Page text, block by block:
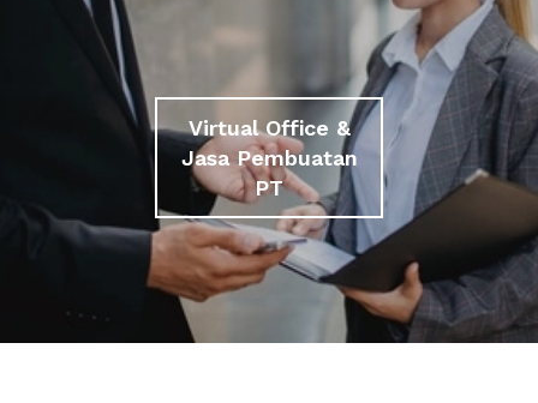
Virtual Office &
Jasa Pembuatan
PT